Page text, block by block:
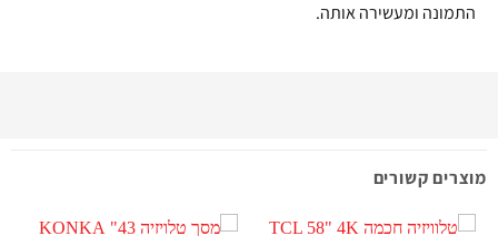
התמונה ומעשירה אותה.
מוצרים קשורים